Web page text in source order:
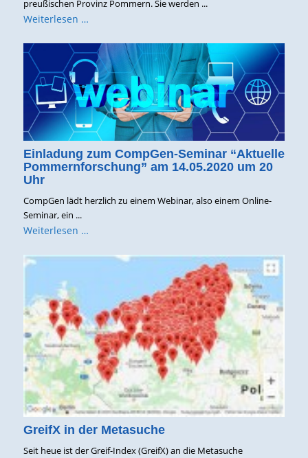
preußischen Provinz Pommern. Sie werden ...
Weiterlesen …
Einladung zum CompGen-Seminar “Aktuelle
Pommernforschung” am 14.05.2020 um 20
Uhr
CompGen lädt herzlich zu einem Webinar, also einem Online-
Seminar, ein ...
Weiterlesen …
GreifX in der Metasuche
Seit heue ist der Greif-Index (GreifX) an die Metasuche